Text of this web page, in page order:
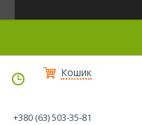
Кошик
+380 (63) 503-35-81